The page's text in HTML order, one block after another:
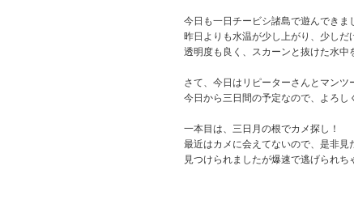
今日も一日チービシ諸島で遊んできま
昨日よりも水温が少し上がり、少しだ
透明度も良く、スカーンと抜けた水中
さて、今日はリピーターさんとマンツ
今日から三日間の予定なので、よろし
一本目は、三日月の根でカメ探し！
最近はカメに会えてないので、是非見
見つけられましたが爆速で逃げられち